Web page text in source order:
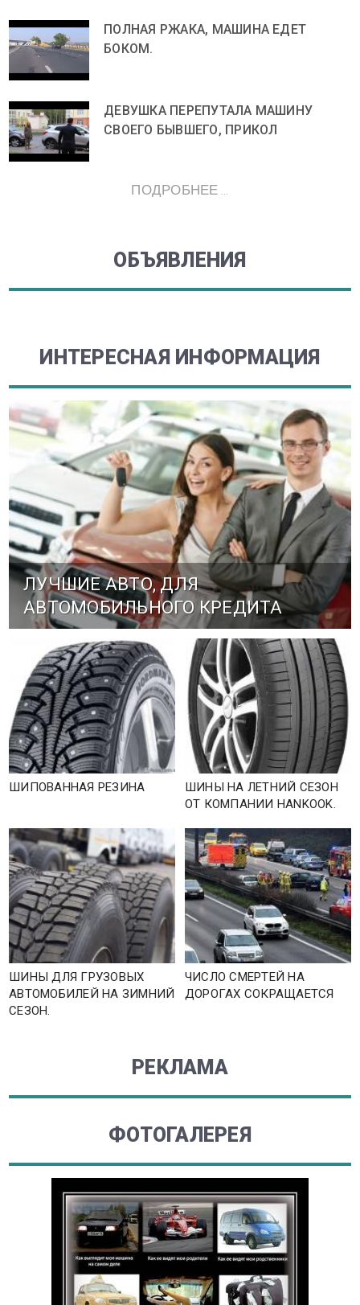
ПОЛНАЯ РЖАКА, МАШИНА ЕДЕТ
БОКОМ.
ДЕВУШКА ПЕРЕПУТАЛА МАШИНУ
СВОЕГО БЫВШЕГО, ПРИКОЛ
ПОДРОБНЕЕ ...
ОБЪЯВЛЕНИЯ
ИНТЕРЕСНАЯ ИНФОРМАЦИЯ
ЛУЧШИЕ АВТО, ДЛЯ
АВТОМОБИЛЬНОГО КРЕДИТА
ШИПОВАННАЯ РЕЗИНА
ШИНЫ НА ЛЕТНИЙ СЕЗОН
ОТ КОМПАНИИ HANKOOK.
ШИНЫ ДЛЯ ГРУЗОВЫХ
АВТОМОБИЛЕЙ НА ЗИМНИЙ
СЕЗОН.
ЧИСЛО СМЕРТЕЙ НА
ДОРОГАХ СОКРАЩАЕТСЯ
РЕКЛАМА
ФОТОГАЛЕРЕЯ